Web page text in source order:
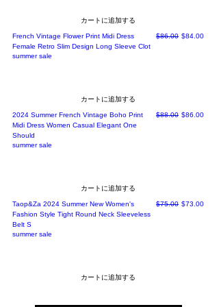
カートに追加する
French Vintage Flower Print Midi Dress
Female Retro Slim Design Long Sleeve Clot
通常価格
$86.00 セール価格
$84.00
summer sale
カートに追加する
2024 Summer French Vintage Boho Print
Midi Dress Women Casual Elegant One
Should
通常価格
$88.00 セール価格
$86.00
summer sale
カートに追加する
Taop&Za 2024 Summer New Women's
Fashion Style Tight Round Neck Sleeveless
Belt S
通常価格
$75.00 セール価格
$73.00
summer sale
カートに追加する